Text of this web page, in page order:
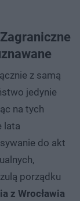
z samą
jedynie
na tych
lata
do akt
porządku
z Wrocławia